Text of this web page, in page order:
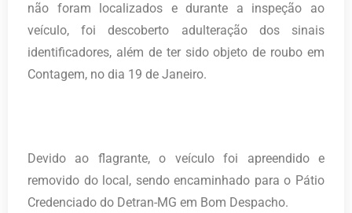
não foram localizados e durante a inspeção ao
veículo, foi descoberto adulteração dos sinais
identificadores, além de ter sido objeto de roubo em
Contagem, no dia 19 de Janeiro.
Devido ao flagrante, o veículo foi apreendido e
removido do local, sendo encaminhado para o Pátio
Credenciado do Detran-MG em Bom Despacho.